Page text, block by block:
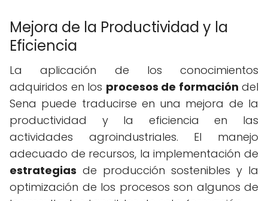
Mejora de la Productividad y la
Eficiencia
La aplicación de los conocimientos
adquiridos en los procesos de formación del
Sena puede traducirse en una mejora de la
productividad y la eficiencia en las
actividades agroindustriales. El manejo
adecuado de recursos, la implementación de
estrategias de producción sostenibles y la
optimización de los procesos son algunos de